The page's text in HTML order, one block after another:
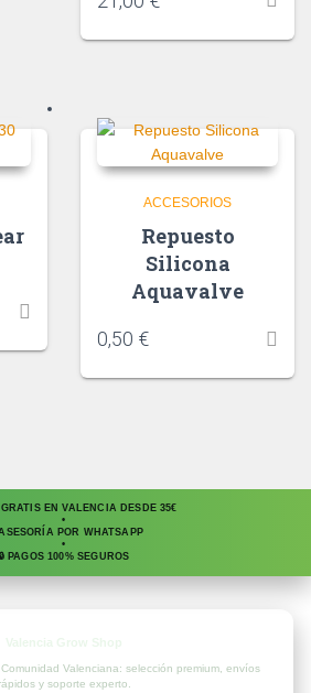
ACCESORIOS
Repuesto
Silicona
Aquavalve
0,50 €
EN VALENCIA DESDE 35€
•
POR WHATSAPP
•
🔒 PAGOS 100% SEGUROS
Valenciana: selección premium, envíos
rápidos y soporte experto.